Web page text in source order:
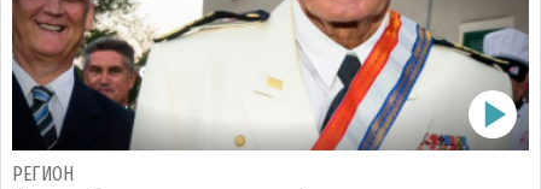
РЕГИОН